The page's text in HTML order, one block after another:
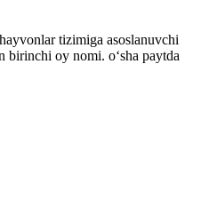
tizimiga asoslanuvchi
birinchi oy nomi. o‘sha paytda